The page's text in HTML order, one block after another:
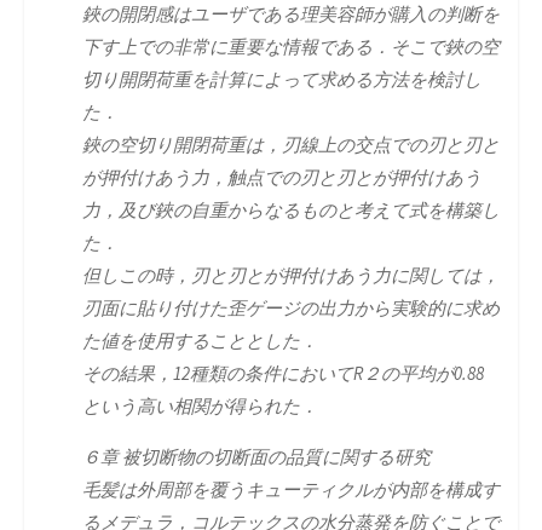
鋏の開閉感はユーザである理美容師が購入の判断を
下す上での非常に重要な情報である．そこで鋏の空
切り開閉荷重を計算によって求める方法を検討し
た．
鋏の空切り開閉荷重は，刃線上の交点での刃と刃と
が押付けあう力，触点での刃と刃とが押付けあう
力，及び鋏の自重からなるものと考えて式を構築し
た．
但しこの時，刃と刃とが押付けあう力に関しては，
刃面に貼り付けた歪ゲージの出力から実験的に求め
た値を使用することとした．
その結果，12種類の条件においてR２の平均が0.88
という高い相関が得られた．
６章 被切断物の切断面の品質に関する研究
毛髪は外周部を覆うキューティクルが内部を構成す
るメデュラ，コルテックスの水分蒸発を防ぐことで